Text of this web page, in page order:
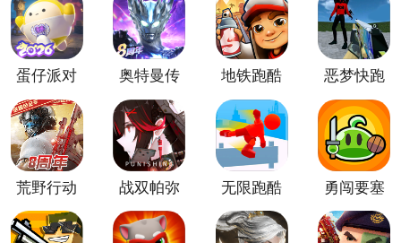
得胜利，这些游戏通常具有华丽的画面和各种特殊效
果，同时还可以与其他玩家进行竞技或合作。小编以下
推荐的安卓动作手游并不是绝对，根据自己的喜好下载
体验把。
蛋仔派对
奥特曼传
奇英雄官
方版
地铁跑酷 恶梦快跑
荒野行动
正版手游
战双帕弥
什游戏
无限跑酷 勇闯要塞